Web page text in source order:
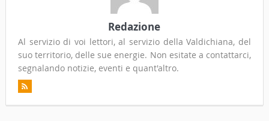
Redazione
Al servizio di voi lettori, al servizio della Valdichiana, del
suo territorio, delle sue energie. Non esitate a contattarci,
segnalando notizie, eventi e quant'altro.